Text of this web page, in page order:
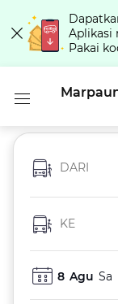
Aplikasi
Pakai
DARI
KE
8 Agu Sa